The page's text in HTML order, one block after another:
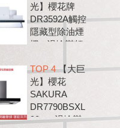
光】櫻花牌
DR3592A觸控
隱藏型除油煙
機 - 渦輪變頻
TOP 4【大巨
光】櫻花
SAKURA
DR7790BSXL
90cm 渦輪變